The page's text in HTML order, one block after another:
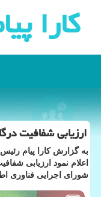
كارا
ارزیابی شفافیت
به گزارش کارا پیام
شورای اجرایی فناوری